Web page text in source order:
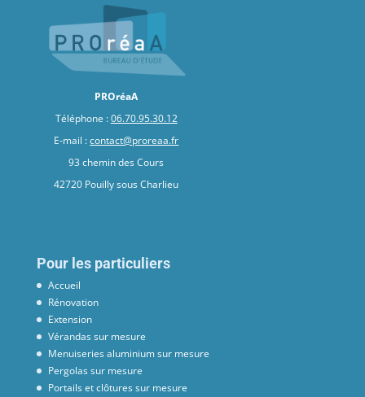
PROréaA
Téléphone :06.70.95.30.12
E-mail :contact@proreaa.fr
93 chemin des Cours
42720 Pouilly sous Charlieu
Pour les particuliers
Accueil
Rénovation
Extension
Vérandas sur mesure
Menuiseries aluminium sur mesure
Pergolas sur mesure
Portails et clôtures sur mesure